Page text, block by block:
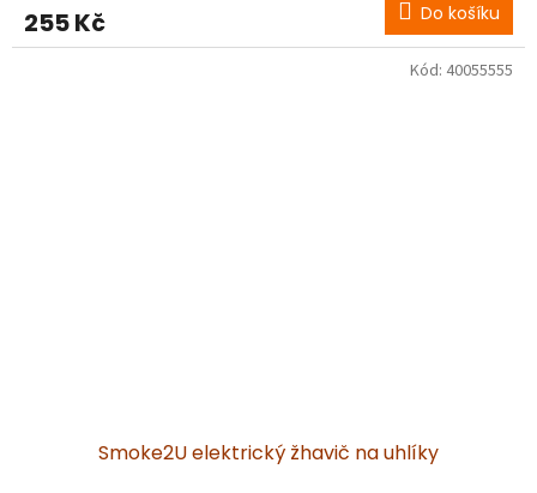
255 Kč Do košíku
Smoke2U elektrický žhavič na uhlíky
Kód: 40055555